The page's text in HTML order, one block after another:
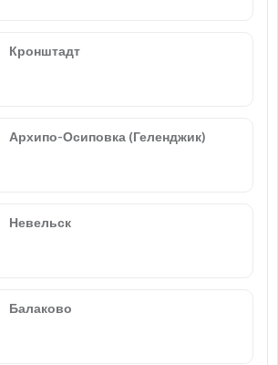
Кронштадт
Архипо-Осиповка (Геленджик)
Невельск
Балаково